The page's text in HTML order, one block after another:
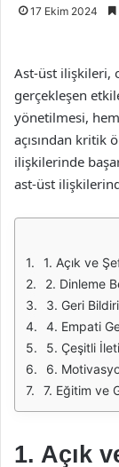
17 Ekim 2024
Ast-üst ilişkileri,
gerçekleşen
yönetilmesi,
açısından kritik
ilişkilerinde
ast-üst
1. Açık ve
2. Dinleme
3. Geri
4. Empati
5. Çeşitli
6.
7. Eğitim ve
1. Açık